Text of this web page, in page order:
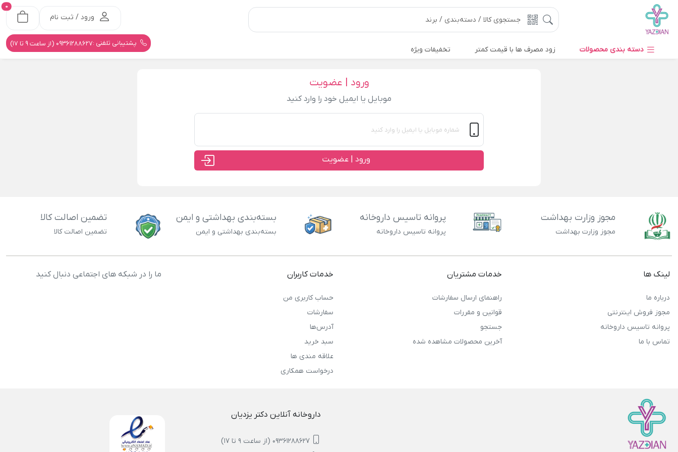
ورود / ثبت نام
0
پشتیبانی تلفنی :09361288627 (از ساعت 9 تا 17)
دسته بندی محصولات زود مصرف ها با قیمت کمتر تخفیفات ویژه
ورود | عضویت
موبایل یا ایمیل خود را وارد کنید
ورود | عضویت
مجوز وزارت بهداشت
مجوز وزارت بهداشت
پروانه تاسیس داروخانه
پروانه تاسیس داروخانه
بسته‌بندی بهداشتی و ایمن
بسته‌بندی بهداشتی و ایمن
تضمین اصالت کالا
تضمین اصالت کالا
لینک ها
درباره ما
مجوز فروش اینترنتی
پروانه تاسیس داروخانه
تماس با ما
خدمات مشتریان
راهنمای ارسال سفارشات
قوانین و مقررات
جستجو
آخرین محصولات مشاهده شده
خدمات کاربران
حساب کاربری من
سفارشات
آدرس‌ها
سبد خرید
علاقه مندی ها
درخواست همکاری
ما را در شبکه های اجتماعی دنبال کنید
داروخانه آنلاین دکتر یزدیان
09361288627 (از ساعت 9 تا 17)